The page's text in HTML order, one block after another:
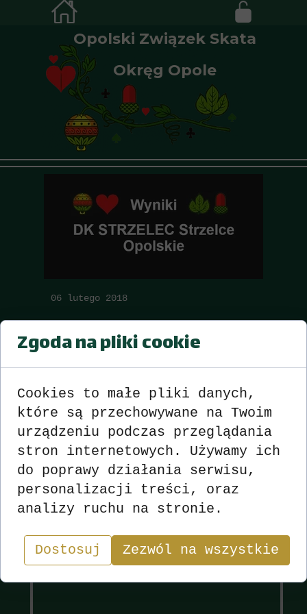
Opolski Związek Skata
Okręg Opole
Wyniki Sekcja
06 lutego 2018
Mistrzostwa Sekcji Strzelec DK
Strzelce Op. sezon 2017-18
>>>
lecz ten, kto najlepiej nimi gra.”
Zgoda na pliki cookie
Cookies to małe pliki danych,
które są przechowywane na Twoim
urządzeniu podczas przeglądania
stron internetowych. Używamy ich
do poprawy działania serwisu,
personalizacji treści, oraz
analizy ruchu na stronie.
Dostosuj Zezwól na wszystkie